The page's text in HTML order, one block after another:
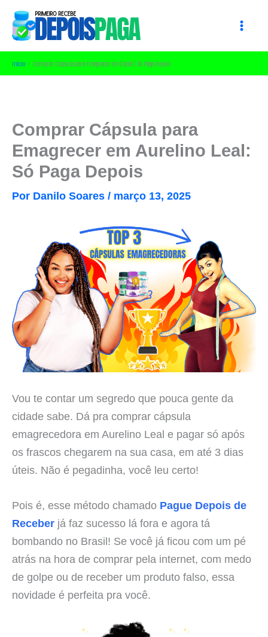
para
conteúdo
Início Comprar Cápsula para Emagrecer em [local]: Só Paga Depois
Comprar Cápsula para
Emagrecer em Aurelino Leal:
Só Paga Depois
Por Danilo Soares / março 13, 2025
Vou te contar um segredo que pouca gente da
cidade sabe. Dá pra comprar cápsula
emagrecedora em Aurelino Leal e pagar só após
os frascos chegarem na sua casa, em até 3 dias
úteis. Não é pegadinha, você leu certo!
Pois é, esse método chamado Pague Depois de
Receber já faz sucesso lá fora e agora tá
bombando no Brasil! Se você já ficou com um pé
atrás na hora de comprar pela internet, com medo
de golpe ou de receber um produto falso, essa
novidade é perfeita pra você.